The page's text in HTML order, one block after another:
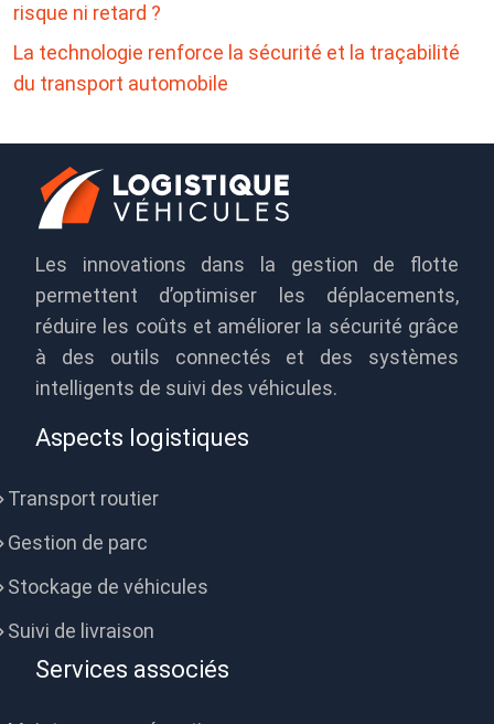
risque ni retard ?
La technologie renforce la sécurité et la traçabilité
du transport automobile
Les innovations dans la gestion de flotte
permettent d’optimiser les déplacements,
réduire les coûts et améliorer la sécurité grâce
à des outils connectés et des systèmes
intelligents de suivi des véhicules.
Aspects logistiques
Transport routier
Gestion de parc
Stockage de véhicules
Suivi de livraison
Services associés